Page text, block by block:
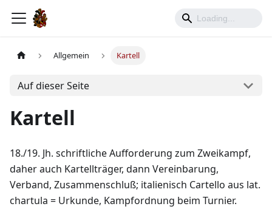
Allgemein Kartell
Auf dieser Seite
Kartell
18./19. Jh. schriftliche Aufforderung zum Zweikampf,
daher auch Kartellträger, dann Vereinbarung,
Verband, Zusammenschluß; italienisch Cartello aus lat.
chartula = Urkunde, Kampfordnung beim Turnier.